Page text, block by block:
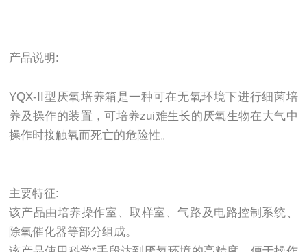
产品说明:
YQX-II型厌氧培养箱是一种可在无氧环境下进行细菌培
养及操作的装置，可培养zui难生长的厌氧生物在大气中
操作时接触氧而死亡的危险性。
主要特征:
该产品由培养操作室、取样室、气路及电路控制系统、
除氧催化器等部分组成。